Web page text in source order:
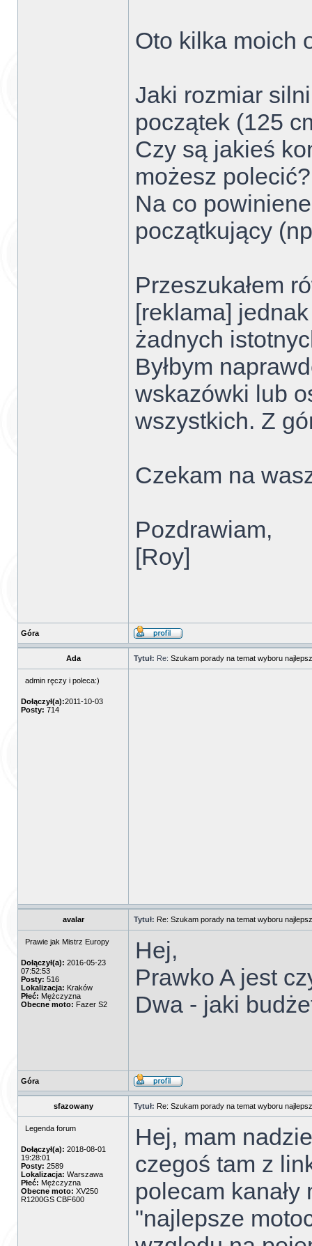
Oto kilka moich
Jaki rozmiar
początek (125
Czy są jakieś
możesz polecić?
Na co
początkujący
Przeszukałem
[reklama]
żadnych
Byłbym
wskazówki lub
wszystkich. Z
Czekam na
Pozdrawiam,
[Roy]
Góra
Ada Tytuł: Re: Szukam porady na temat wyboru
admin ręczy i poleca:)
Dołączył(a):2011-10-03
Posty: 714
avalar Tytuł: Re: Szukam porady na temat wyboru
Prawie jak Mistrz Europy
Dołączył(a): 2016-05-23
07:52:53
Posty: 516
Lokalizacja: Kraków
Płeć: Mężczyzna
Obecne moto: Fazer S2
Hej,
Prawko A jest
Dwa - jaki
Góra
sfazowany Tytuł: Re: Szukam porady na temat wyboru
Legenda forum
Dołączył(a): 2018-08-01
19:28:01
Posty: 2589
Lokalizacja: Warszawa
Płeć: Mężczyzna
Obecne moto: XV250
R1200GS CBF600
Hej, mam
czegoś tam z
polecam kanały
"najlepsze